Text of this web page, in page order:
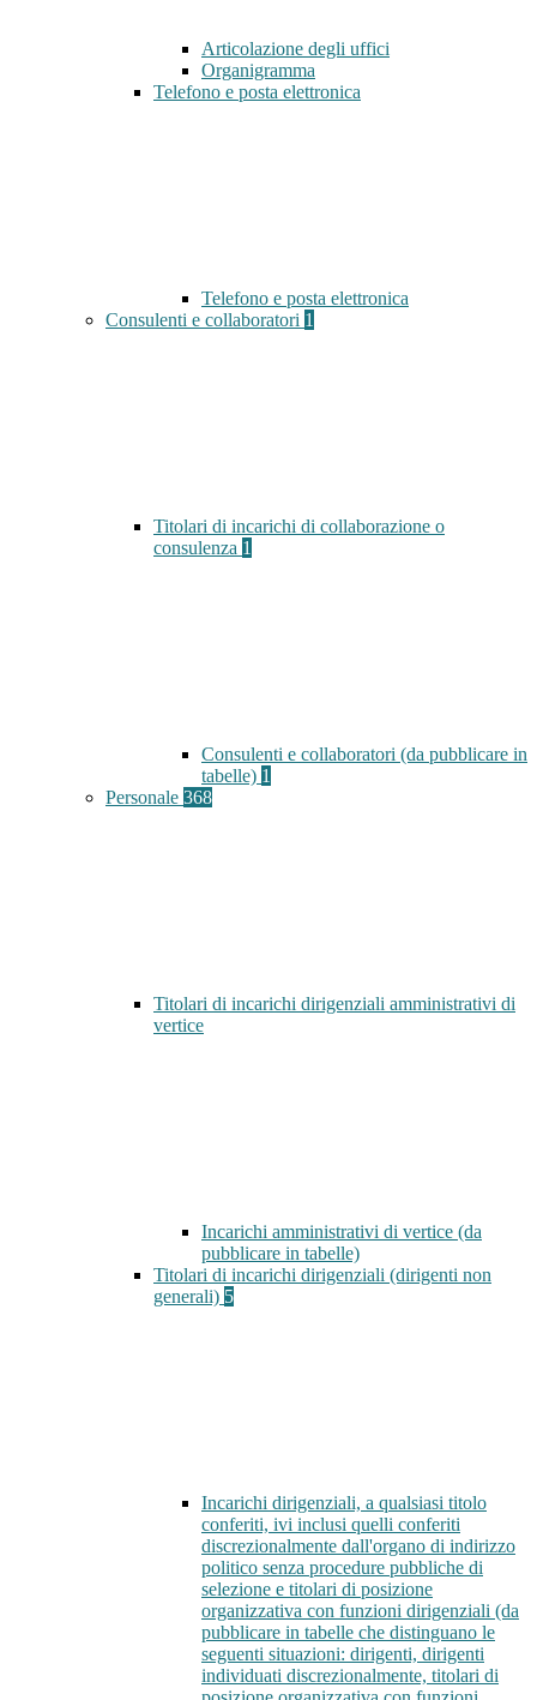
Articolazione degli uffici
Organigramma
Telefono e posta elettronica
Telefono e posta elettronica
Consulenti e collaboratori 1
Titolari di incarichi di collaborazione o
consulenza 1
Consulenti e collaboratori (da pubblicare in
tabelle) 1
Personale 368
Titolari di incarichi dirigenziali amministrativi di
vertice
Incarichi amministrativi di vertice (da
pubblicare in tabelle)
Titolari di incarichi dirigenziali (dirigenti non
generali) 5
Incarichi dirigenziali, a qualsiasi titolo
conferiti, ivi inclusi quelli conferiti
discrezionalmente dall'organo di indirizzo
politico senza procedure pubbliche di
selezione e titolari di posizione
organizzativa con funzioni dirigenziali (da
pubblicare in tabelle che distinguano le
seguenti situazioni: dirigenti, dirigenti
individuati discrezionalmente, titolari di